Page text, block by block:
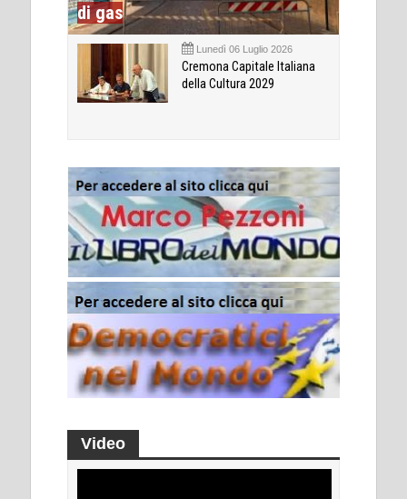
di gas
Lunedì 06 Luglio 2026
Cremona Capitale Italiana
della Cultura 2029
Video